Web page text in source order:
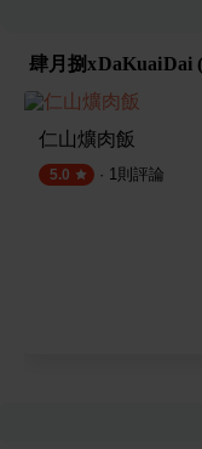
肆月捌xDaKuaiDai
仁山爌肉飯
5.0 · 1則評論